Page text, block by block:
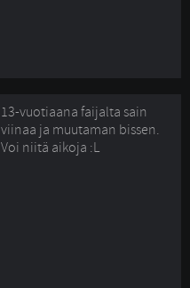
13-vuotiaana faijalta sain
viinaa ja muutaman bissen.
Voi niitä aikoja :L